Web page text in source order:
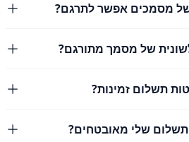
של מסמכים אפשר לתרגם?
של מסמך מתורגם?
תשלום זמינות?
שלי מאובטחים?